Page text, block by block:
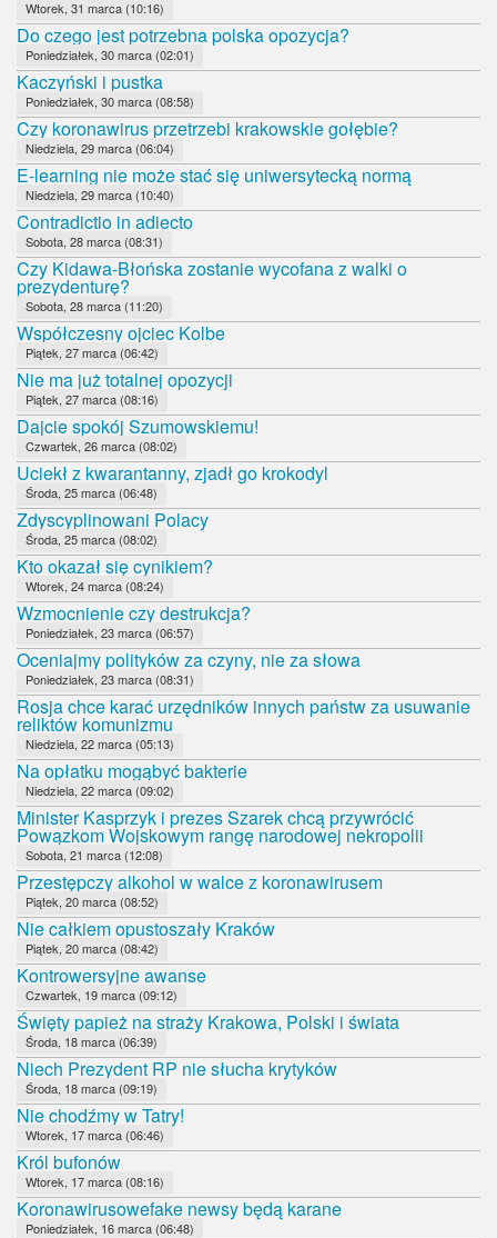
Wtorek, 31 marca (10:16)
Do czego jest potrzebna polska opozycja?
Poniedziałek, 30 marca (02:01)
Kaczyński i pustka
Poniedziałek, 30 marca (08:58)
Czy koronawirus przetrzebi krakowskie gołębie?
Niedziela, 29 marca (06:04)
E-learning nie może stać się uniwersytecką normą
Niedziela, 29 marca (10:40)
Contradictio in adiecto
Sobota, 28 marca (08:31)
Czy Kidawa-Błońska zostanie wycofana z walki o
prezydenturę?
Sobota, 28 marca (11:20)
Współczesny ojciec Kolbe
Piątek, 27 marca (06:42)
Nie ma już totalnej opozycji
Piątek, 27 marca (08:16)
Dajcie spokój Szumowskiemu!
Czwartek, 26 marca (08:02)
Uciekł z kwarantanny, zjadł go krokodyl
Środa, 25 marca (06:48)
Zdyscyplinowani Polacy
Środa, 25 marca (08:02)
Kto okazał się cynikiem?
Wtorek, 24 marca (08:24)
Wzmocnienie czy destrukcja?
Poniedziałek, 23 marca (06:57)
Oceniajmy polityków za czyny, nie za słowa
Poniedziałek, 23 marca (08:31)
Rosja chce karać urzędników innych państw za usuwanie
reliktów komunizmu
Niedziela, 22 marca (05:13)
Na opłatku mogąbyć bakterie
Niedziela, 22 marca (09:02)
Minister Kasprzyk i prezes Szarek chcą przywrócić
Powązkom Wojskowym rangę narodowej nekropolii
Sobota, 21 marca (12:08)
Przestępczy alkohol w walce z koronawirusem
Piątek, 20 marca (08:52)
Nie całkiem opustoszały Kraków
Piątek, 20 marca (08:42)
Kontrowersyjne awanse
Czwartek, 19 marca (09:12)
Święty papież na straży Krakowa, Polski i świata
Środa, 18 marca (06:39)
Niech Prezydent RP nie słucha krytyków
Środa, 18 marca (09:19)
Nie chodźmy w Tatry!
Wtorek, 17 marca (06:46)
Król bufonów
Wtorek, 17 marca (08:16)
Koronawirusowefake newsy będą karane
Poniedziałek, 16 marca (06:48)